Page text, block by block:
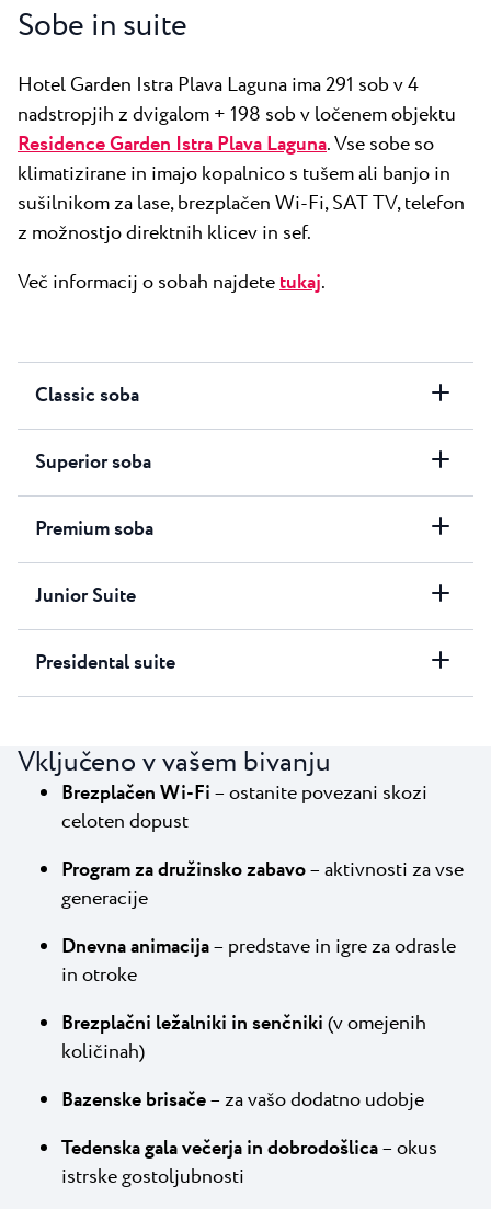
Sobe in suite
Hotel Garden Istra Plava Laguna ima 291 sob v 4
nadstropjih z dvigalom + 198 sob v ločenem objektu
Residence Garden Istra Plava Laguna. Vse sobe so
klimatizirane in imajo kopalnico s tušem ali banjo in
sušilnikom za lase, brezplačen Wi-Fi, SAT TV, telefon
z možnostjo direktnih klicev in sef.
Več informacij o sobah najdetetukaj.
Classic soba
Superior soba
Premium soba
Junior Suite
Presidental suite
Vključeno v vašem bivanju
Brezplačen Wi-Fi– ostanite povezani skozi
celoten dopust
Program za družinsko zabavo– aktivnosti za vse
generacije
Dnevna animacija– predstave in igre za odrasle
in otroke
Brezplačni ležalniki in senčniki(v omejenih
količinah)
Bazenske brisače– za vašo dodatno udobje
Tedenska gala večerja in dobrodošlica– okus
istrske gostoljubnosti